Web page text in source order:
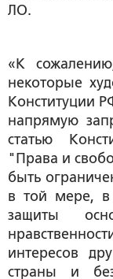
ЛО.
«К
некоторые
Конституции
напрямую
статью
"Права и
быть
в той мере, в
защиты
интересов
страны и